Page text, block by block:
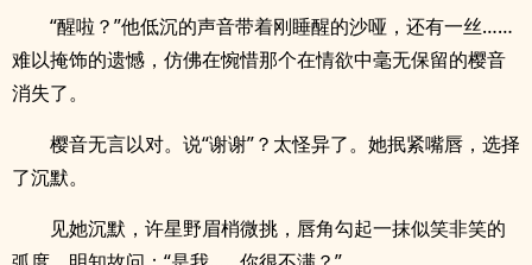
“醒啦？”他低沉的声音带着刚睡醒的沙哑，还有一丝……
难以掩饰的遗憾，仿佛在惋惜那个在情欲中毫无保留的樱音
消失了。
樱音无言以对。说“谢谢”？太怪异了。她抿紧嘴唇，选择
了沉默。
见她沉默，许星野眉梢微挑，唇角勾起一抹似笑非笑的